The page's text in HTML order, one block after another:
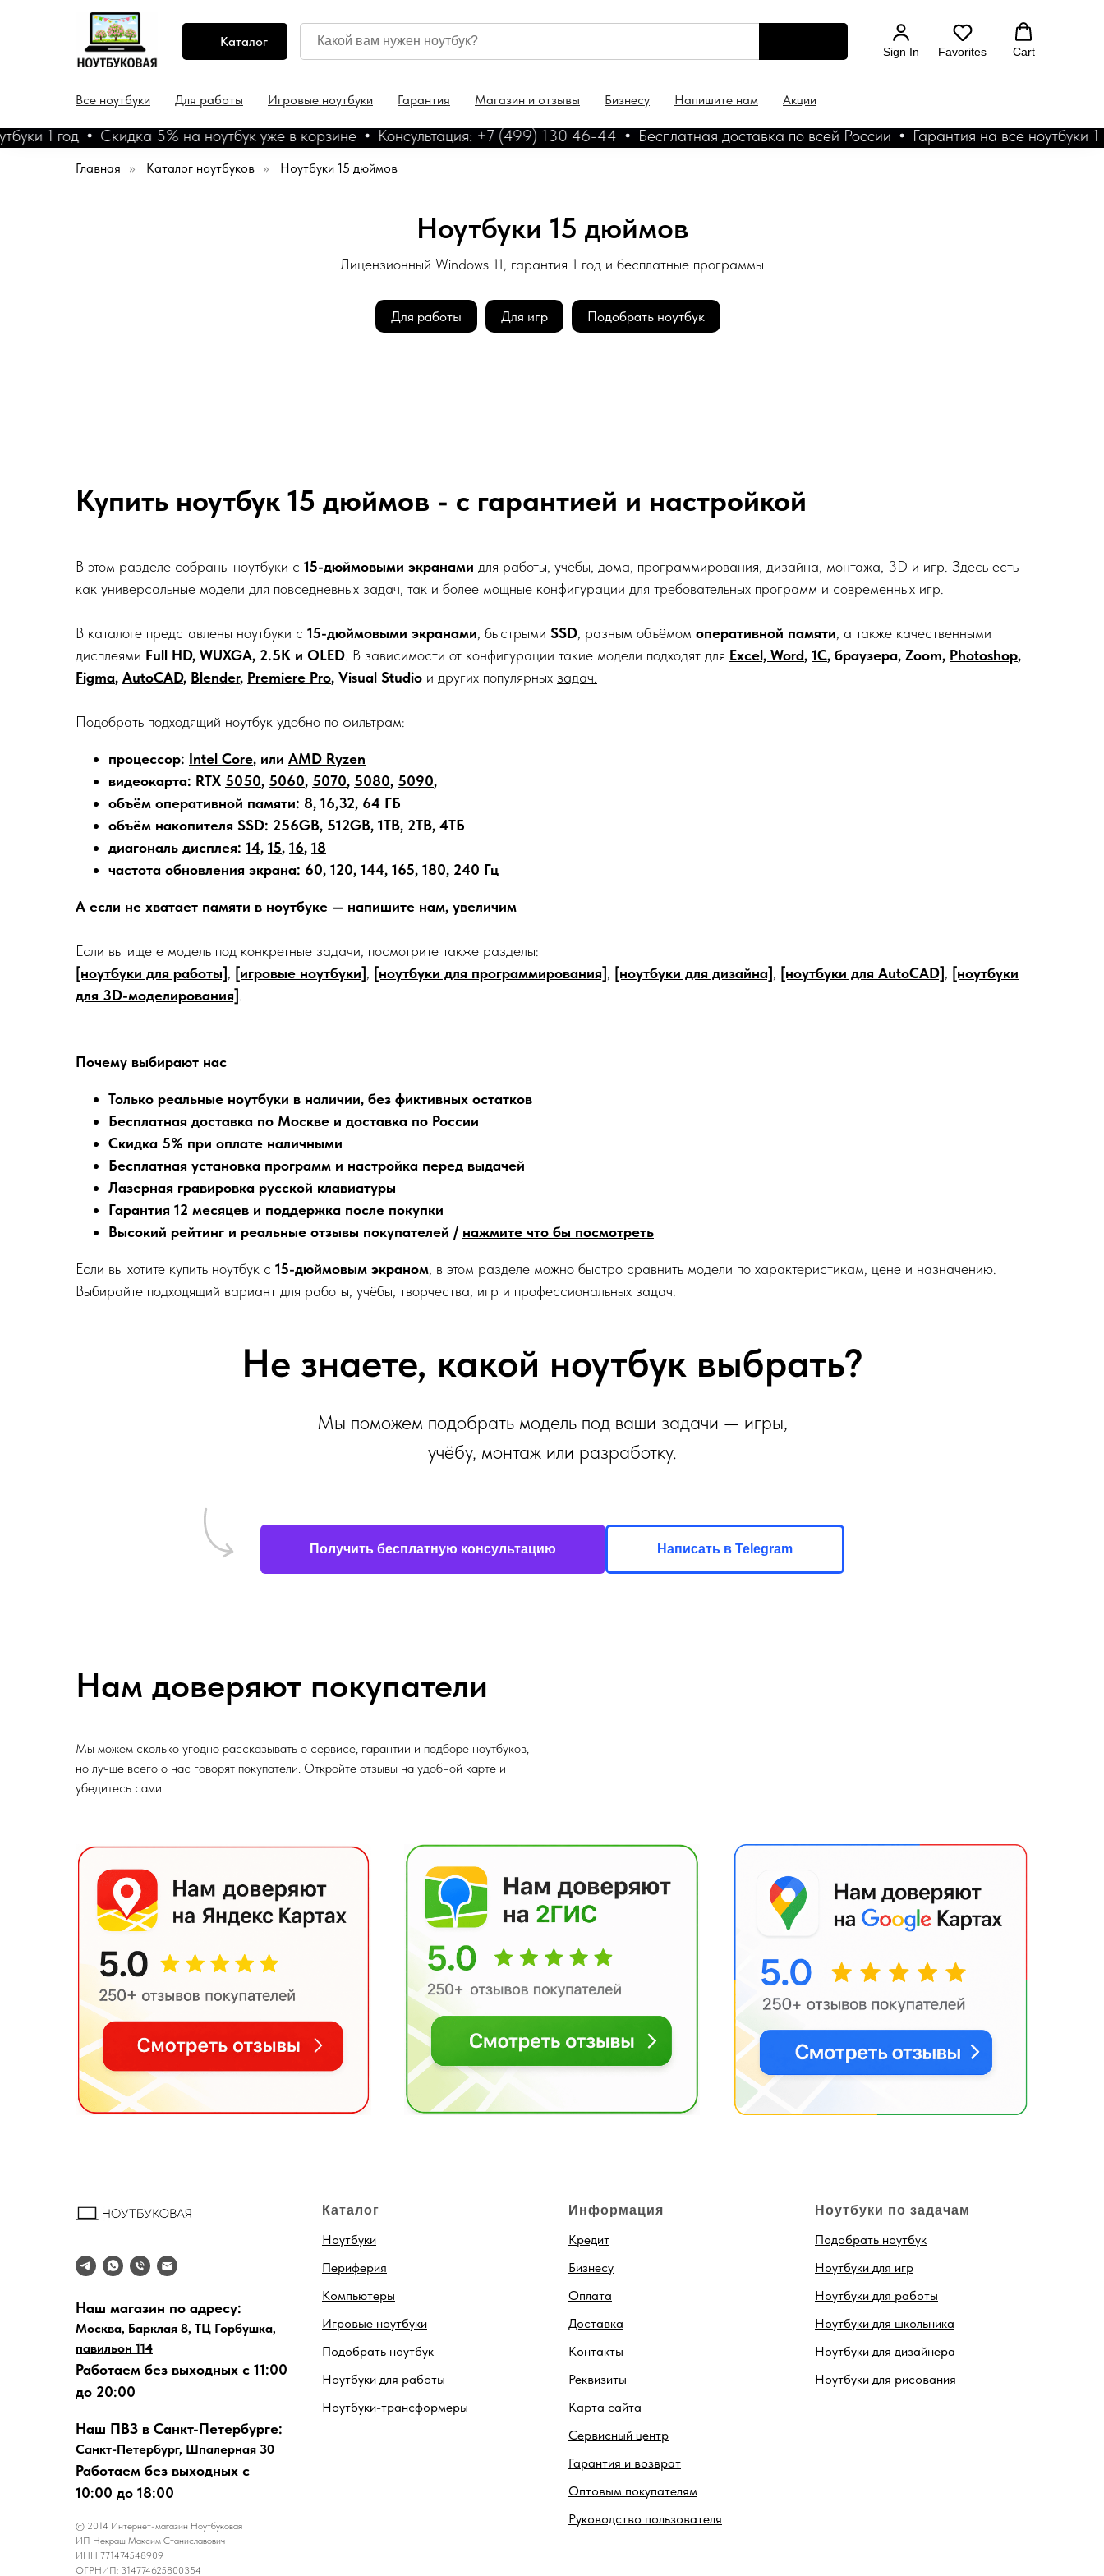
Каталог
Sign In Favorites Cart
Все ноутбуки Для работы Игровые ноутбуки Гарантия Магазин и отзывы Бизнесу Напишите нам Акции
1 год Скидка 5% на ноутбук уже в корзине Консультация: +7 (499) 130 46-44 Бесплатная доставка по всей России Гарантия на все ноутбуки 1 год
Главная » Каталог ноутбуков » Ноутбуки 15 дюймов
Ноутбуки 15 дюймов
Лицензионный Windows 11, гарантия 1 год и бесплатные программы
Для работы Для игр Подобрать ноутбук
Купить ноутбук 15 дюймов - с гарантией и настройкой
В этом разделе собраны ноутбуки с 15-дюймовыми экранами для работы, учёбы, дома, программирования, дизайна, монтажа, 3D и игр. Здесь есть
как универсальные модели для повседневных задач, так и более мощные конфигурации для требовательных программ и современных игр.
В каталоге представлены ноутбуки с 15-дюймовыми экранами, быстрыми SSD, разным объёмом оперативной памяти, а также качественными
дисплеями Full HD, WUXGA, 2.5K и OLED . В зависимости от конфигурации такие модели подходят для Excel, Word, 1С, браузера, Zoom, Photoshop,
Figma, AutoCAD, Blender, Premiere Pro, Visual Studio и других популярных задач.
Подобрать подходящий ноутбук удобно по фильтрам:
процессор: Intel Core, или AMD Ryzen
видеокарта: RTX 5050, 5060, 5070, 5080, 5090,
объём оперативной памяти: 8, 16,32, 64 ГБ
объём накопителя SSD: 256GB, 512GB, 1TB, 2TB, 4ТБ
диагональ дисплея: 14, 15, 16, 18
частота обновления экрана: 60, 120, 144, 165, 180, 240 Гц
А если не хватает памяти в ноутбуке — напишите нам, увеличим
Если вы ищете модель под конкретные задачи, посмотрите также разделы:
[ноутбуки для работы], [игровые ноутбуки], [ноутбуки для программирования], [ноутбуки для дизайна], [ноутбуки для AutoCAD], [ноутбуки
для 3D-моделирования]
Почему выбирают нас
Только реальные ноутбуки в наличии, без фиктивных остатков
Бесплатная доставка по Москве и доставка по России
Скидка 5% при оплате наличными
Бесплатная установка программ и настройка перед выдачей
Лазерная гравировка русской клавиатуры
Гарантия 12 месяцев и поддержка после покупки
Высокий рейтинг и реальные отзывы покупателей / нажмите что бы посмотреть
Если вы хотите купить ноутбук с 15-дюймовым экраном, в этом разделе можно быстро сравнить модели по характеристикам, цене и назначению.
Выбирайте подходящий вариант для работы, учёбы, творчества, игр и профессиональных задач.
Не знаете, какой ноутбук выбрать?
Мы поможем подобрать модель под ваши задачи — игры,
учёбу, монтаж или разработку.
Получить бесплатную консультацию Написать в Telegram
Нам доверяют покупатели
Мы можем сколько угодно рассказывать о сервисе, гарантии и подборе ноутбуков,
но лучше всего о нас говорят покупатели. Откройте отзывы на удобной карте и
убедитесь сами.
Наш магазин по адресу:
Москва, Барклая 8, ТЦ Горбушка,
павильон 114
Работаем без выходных с 11:00
до 20:00
Наш ПВЗ в Санкт-Петербурге:
Санкт-Петербург, Шпалерная 30
Работаем без выходных с
10:00 до 18:00
© 2014 Интернет-магазин Ноутбуковая
ИП Некраш Максим Станиславович
ИНН 771474548909
ОГРНИП: 314774625800354
Каталог
Ноутбуки
Периферия
Компьютеры
Игровые ноутбуки
Подобрать ноутбук
Ноутбуки для работы
Ноутбуки-трансформеры
Информация
Кредит
Бизнесу
Оплата
Доставка
Контакты
Реквизиты
Карта сайта
Сервисный центр
Гарантия и возврат
Оптовым покупателям
Руководство пользователя
Ноутбуки по задачам
Подобрать ноутбук
Ноутбуки для игр
Ноутбуки для работы
Ноутбуки для школьника
Ноутбуки для дизайнера
Ноутбуки для рисования